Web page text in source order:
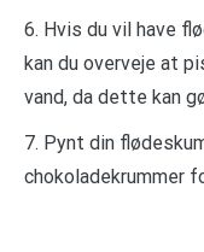
6. Hvis du vil have
kan du overveje at
vand, da dette kan
7. Pynt din
chokoladekrummer